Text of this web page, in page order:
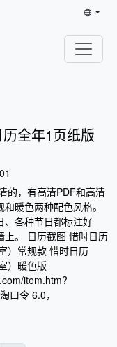
全年1页纸版
的，有高清PDF和高清
暖色两种配色风格。
、各种节日都标注好
上。 日历截图 惜时日历
）常规款 惜时日历
）暖色版
item.htm?
口令 6.0，